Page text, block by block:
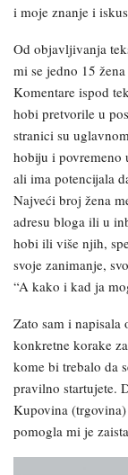
i moje znanje i
Od objavljivanja
mi se jedno 15
Komentare ispod
hobi pretvorile u
stranici su
hobiju i povremeno
ali ima potencijala
Najveći broj žena
adresu bloga ili u
hobi ili više njih,
svoje zanimanje,
“A kako i kad ja
Zato sam i
konkretne korake
kome bi trebalo da
pravilno startujete.
Kupovina
pomogla mi je